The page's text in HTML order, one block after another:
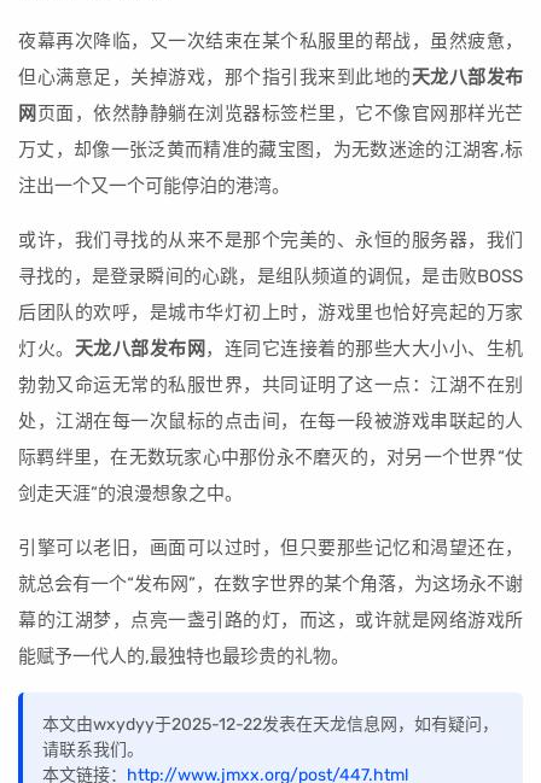
夜幕再次降临，又一次结束在某个私服里的帮战，虽然疲惫，
但心满意足，关掉游戏，那个指引我来到此地的天龙八部发布
网 页面，依然静静躺在浏览器标签栏里，它不像官网那样光芒
万丈，却像一张泛黄而精准的藏宝图，为无数迷途的江湖客,标
注出一个又一个可能停泊的港湾。
或许，我们寻找的从来不是那个完美的、永恒的服务器，我们
寻找的，是登录瞬间的心跳，是组队频道的调侃，是击败BOSS
后团队的欢呼，是城市华灯初上时，游戏里也恰好亮起的万家
灯火。 天龙八部发布网 ，连同它连接着的那些大大小小、生机
勃勃又命运无常的私服世界，共同证明了这一点：江湖不在别
处，江湖在每一次鼠标的点击间，在每一段被游戏串联起的人
际羁绊里，在无数玩家心中那份永不磨灭的，对另一个世界“仗
剑走天涯”的浪漫想象之中。
引擎可以老旧，画面可以过时，但只要那些记忆和渴望还在，
就总会有一个“发布网”，在数字世界的某个角落，为这场永不谢
幕的江湖梦，点亮一盏引路的灯，而这，或许就是网络游戏所
能赋予一代人的,最独特也最珍贵的礼物。
本文由wxydyy于2025-12-22发表在天龙信息网，如有疑问，
请联系我们。
本文链接： http://www.jmxx.org/post/447.html